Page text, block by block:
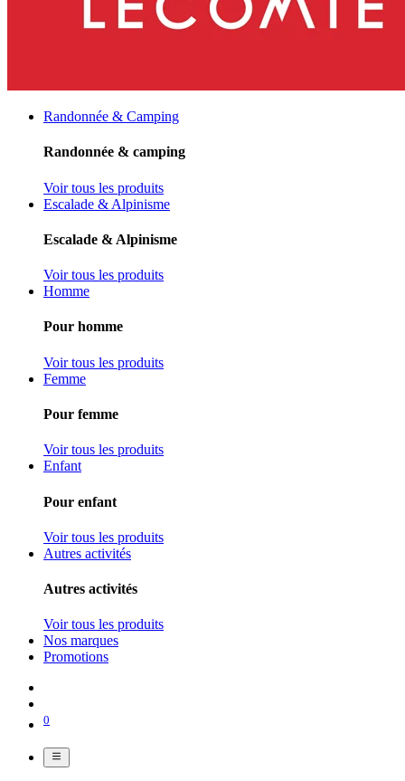
Randonnée & Camping
Randonnée & camping
Voir tous les produits
Escalade & Alpinisme
Escalade & Alpinisme
Voir tous les produits
Homme
Pour homme
Voir tous les produits
Femme
Pour femme
Voir tous les produits
Enfant
Pour enfant
Voir tous les produits
Autres activités
Autres activités
Voir tous les produits
Nos marques
Promotions
0